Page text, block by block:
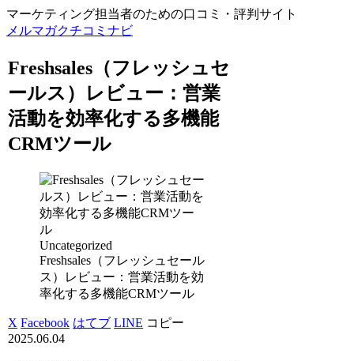
マーケティング担当者のための口コミ・評判サイト
メルマガクチコミナビ
Freshsales（フレッシュセ
ールス）レビュー：営業
活動を効率化する多機能
CRMツール
Uncategorized
Freshsales（フレッシュセール
ス）レビュー：営業活動を効
率化する多機能CRMツール
X Facebook はてブ LINE コピー
2025.06.04